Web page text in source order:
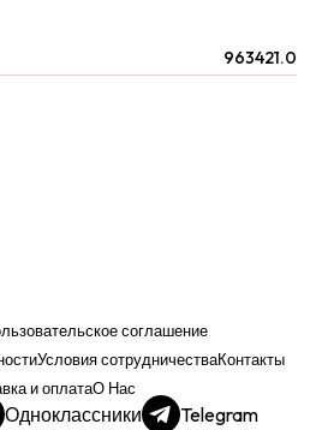
963421.0
соглашение
Условия сотрудничестваКонтакты
и оплатаО Нас
Одноклассники Telegram